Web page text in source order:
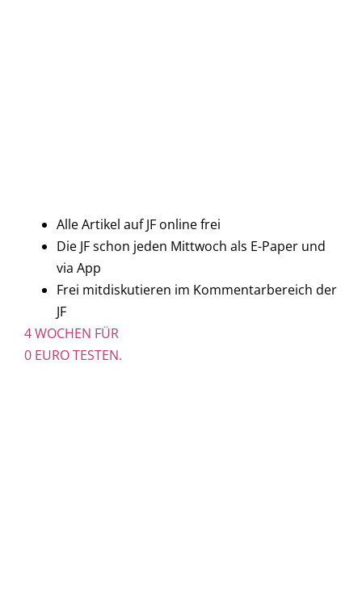
Alle Artikel auf JF online frei
Die JF schon jeden Mittwoch als E-Paper und
via App
Frei mitdiskutieren im Kommentarbereich der
JF
4 WOCHEN FÜR
0 EURO TESTEN.